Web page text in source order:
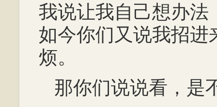
我说让我自己想办法
如今你们又说我招进
烦。
那你们说说看，是